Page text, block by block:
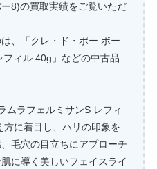
8)の買取実績をご覧いただ
、「クレ・ド・ポー ボー
ィル 40g」などの中古品
ムラフェルミサンS レフィ
方に着目し、ハリの印象を
毛穴の目立ちにアプローチ
に導く美しいフェイスライ